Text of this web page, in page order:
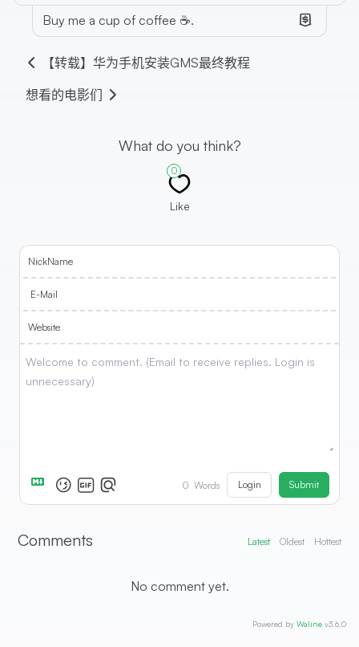
Buy me a cup of coffee ☕.
【转载】华为手机安装GMS最终教程
想看的电影们
What do you think?
0
Like
NickName
E-Mail
Website
0 Words Login Submit
Comments Latest Oldest Hottest
No comment yet.
Powered by Waline v3.6.0